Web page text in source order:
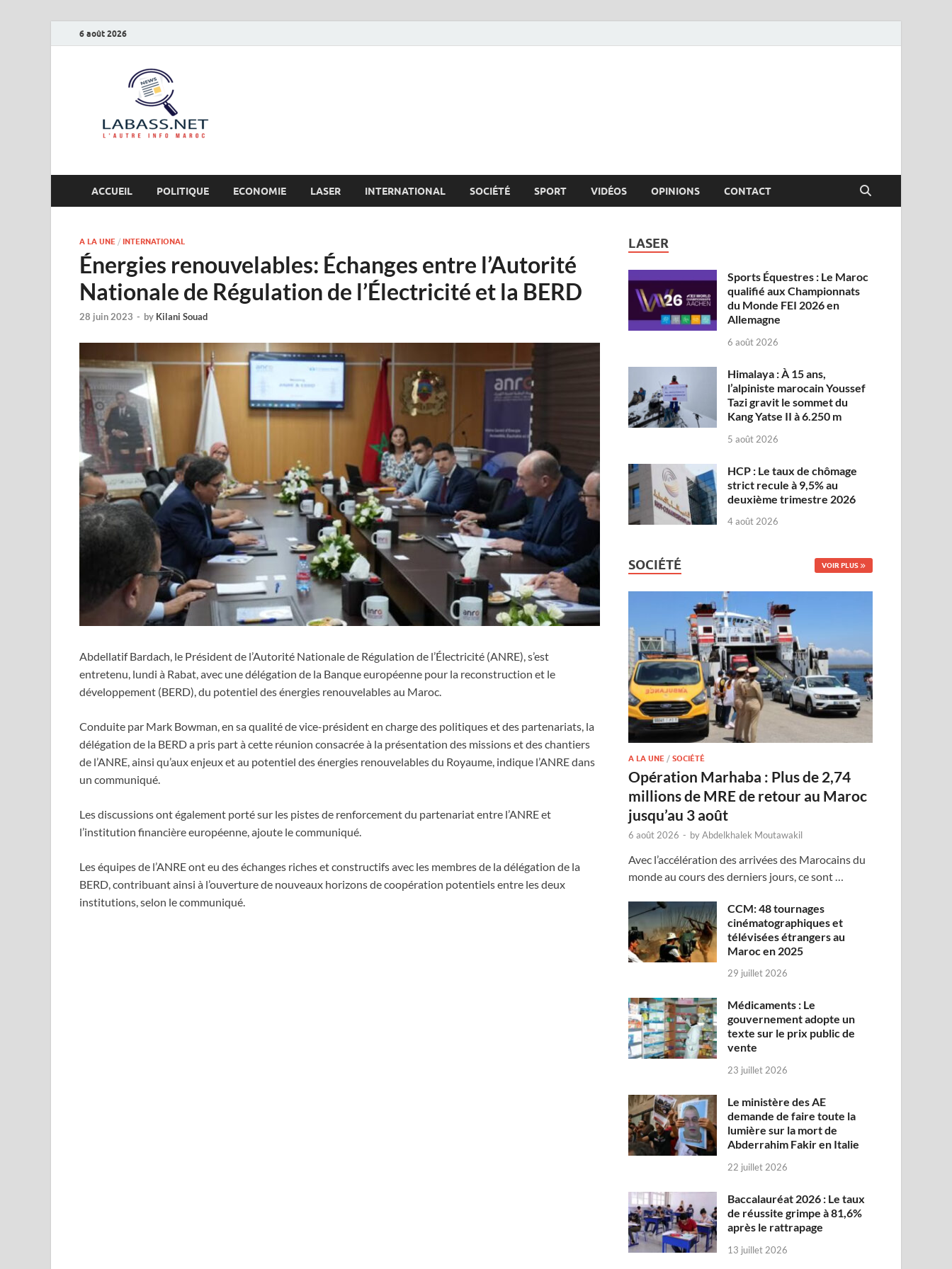
6 août 2026
ACCUEIL POLITIQUE ECONOMIE LASER INTERNATIONAL SOCIÉTÉ SPORT VIDÉOS OPINIONS CONTACT
A LA UNE / INTERNATIONAL
Énergies renouvelables: Échanges entre l’Autorité
Nationale de Régulation de l’Électricité et la BERD
28 juin 2023 - by Kilani Souad
Abdellatif Bardach, le Président de l’Autorité Nationale de Régulation de l’Électricité (ANRE), s’est
entretenu, lundi à Rabat, avec une délégation de la Banque européenne pour la reconstruction et le
développement (BERD), du potentiel des énergies renouvelables au Maroc.
Conduite par Mark Bowman, en sa qualité de vice-président en charge des politiques et des partenariats, la
délégation de la BERD a pris part à cette réunion consacrée à la présentation des missions et des chantiers
de l’ANRE, ainsi qu’aux enjeux et au potentiel des énergies renouvelables du Royaume, indique l’ANRE dans
un communiqué.
Les discussions ont également porté sur les pistes de renforcement du partenariat entre l’ANRE et
l’institution financière européenne, ajoute le communiqué.
Les équipes de l’ANRE ont eu des échanges riches et constructifs avec les membres de la délégation de la
BERD, contribuant ainsi à l’ouverture de nouveaux horizons de coopération potentiels entre les deux
institutions, selon le communiqué.
LASER
Sports Équestres : Le Maroc
qualifié aux Championnats
du Monde FEI 2026 en
Allemagne
6 août 2026
Himalaya : À 15 ans,
l’alpiniste marocain Youssef
Tazi gravit le sommet du
Kang Yatse II à 6.250 m
5 août 2026
HCP : Le taux de chômage
strict recule à 9,5% au
deuxième trimestre 2026
4 août 2026
SOCIÉTÉ VOIR PLUS
A LA UNE /SOCIÉTÉ
Opération Marhaba : Plus de 2,74
millions de MRE de retour au Maroc
jusqu’au 3 août
6 août 2026 - byAbdelkhalek Moutawakil
Avec l’accélération des arrivées des Marocains du
monde au cours des derniers jours, ce sont …
CCM: 48 tournages
cinématographiques et
télévisées étrangers au
Maroc en 2025
29 juillet 2026
Médicaments : Le
gouvernement adopte un
texte sur le prix public de
vente
23 juillet 2026
Le ministère des AE
demande de faire toute la
lumière sur la mort de
Abderrahim Fakir en Italie
22 juillet 2026
Baccalauréat 2026 : Le taux
de réussite grimpe à 81,6%
après le rattrapage
13 juillet 2026